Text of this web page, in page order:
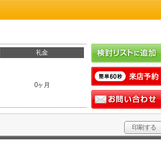
礼金
0ヶ月
印刷する